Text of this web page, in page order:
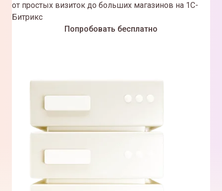
от простых визиток до больших магазинов на 1С-
Битрикс
Попробовать бесплатно